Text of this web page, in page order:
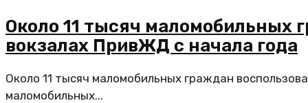
Около 11 тысяч маломобильных
вокзалах ПривЖД с начала года
Около 11 тысяч маломобильных граждан
маломобильных...